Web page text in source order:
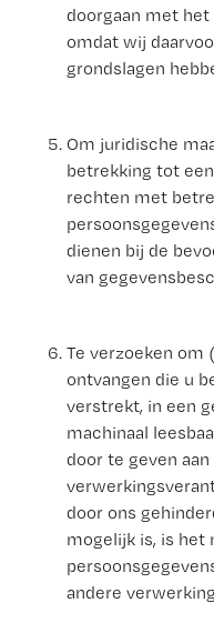
doorgaan met
omdat wij
grondslagen
Om juridische
betrekking tot
rechten met
dienen bij de
van
Te verzoeken om
ontvangen die u
verstrekt, in een
machinaal
door te geven
door ons
mogelijk is, is het
andere